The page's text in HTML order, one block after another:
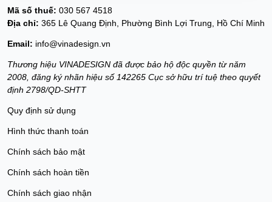
Mã số thuế: 030 567 4518
Địa chỉ: 365 Lê Quang Định, Phường Bình Lợi Trung, Hồ Chí Minh
Email: info@vinadesign.vn
Thương hiệu VINADESIGN đã được bảo hộ độc quyền từ năm
2008, đăng ký nhãn hiệu số 142265 Cục sở hữu trí tuệ theo quyết
định 2798/QD-SHTT
Quy định sử dụng
Hình thức thanh toán
Chính sách bảo mật
Chính sách hoàn tiền
Chính sách giao nhận